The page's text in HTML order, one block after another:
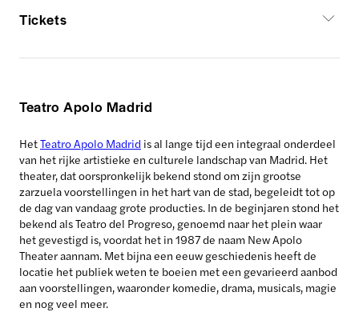
Tickets
Teatro Apolo Madrid
HetTeatro Apolo Madrid is al lange tijd een integraal onderdeel
van het rijke artistieke en culturele landschap van Madrid. Het
theater, dat oorspronkelijk bekend stond om zijn grootse
zarzuela voorstellingen in het hart van de stad, begeleidt tot op
de dag van vandaag grote producties. In de beginjaren stond het
bekend als Teatro del Progreso, genoemd naar het plein waar
het gevestigd is, voordat het in 1987 de naam New Apolo
Theater aannam. Met bijna een eeuw geschiedenis heeft de
locatie het publiek weten te boeien met een gevarieerd aanbod
aan voorstellingen, waaronder komedie, drama, musicals, magie
en nog veel meer.